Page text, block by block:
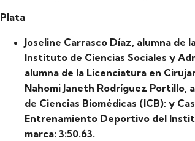
Plata
Joseline Carrasco Díaz, alumna de
Instituto de Ciencias Sociales y
alumna de la Licenciatura en
Nahomi Janeth Rodríguez
de Ciencias Biomédicas (ICB); y
Entrenamiento Deportivo del
marca: 3:50.63.